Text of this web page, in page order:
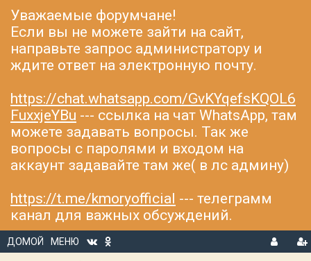
Уважаемые форумчане!
Если вы не можете зайти на сайт,
направьте запрос администратору и
ждите ответ на электронную почту.
https://chat.whatsapp.com/GvKYqefsKQOL6
FuxxjeYBu --- ссылка на чат WhatsApp, там
можете задавать вопросы. Так же
вопросы с паролями и входом на
аккаунт задавайте там же( в лс админу)
https://t.me/kmoryofficial --- телеграмм
канал для важных обсуждений.
ДОМОЙ
МЕНЮ
В
Р